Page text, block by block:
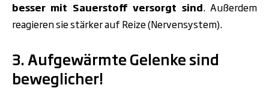
besser mit Sauerstoff versorgt sind. Außerdem
reagieren sie stärker auf Reize (Nervensystem).
3. Aufgewärmte Gelenke sind
beweglicher!